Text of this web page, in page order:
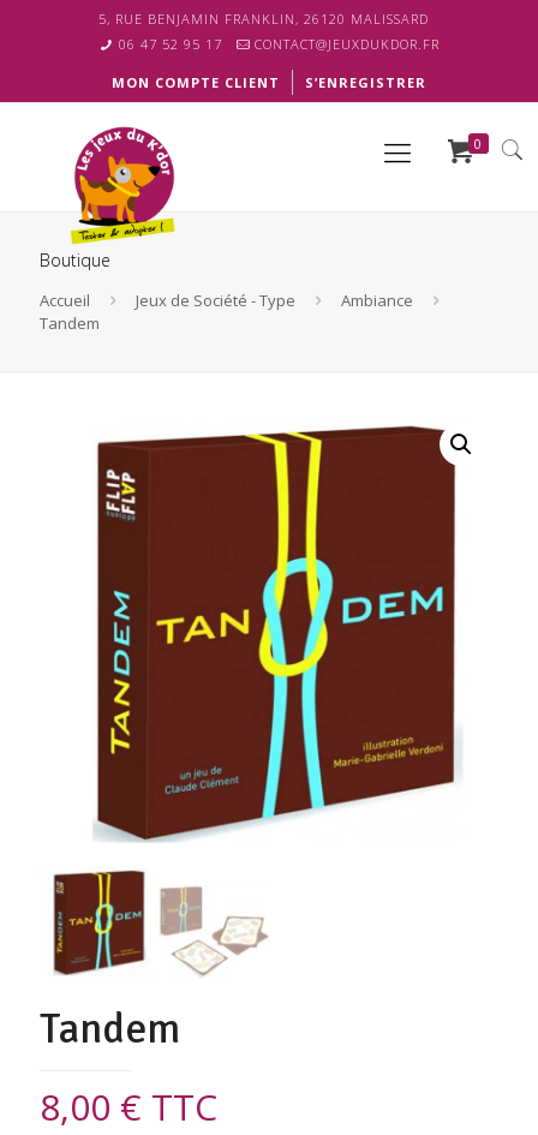
5, RUE BENJAMIN FRANKLIN, 26120 MALISSARD
06 47 52 95 17
CONTACT@JEUXDUKDOR.FR
MON COMPTE CLIENT S’ENREGISTRER
0
Boutique
Accueil Jeux de Société - Type
Ambiance
Tandem
Tandem
8,00 € TTC